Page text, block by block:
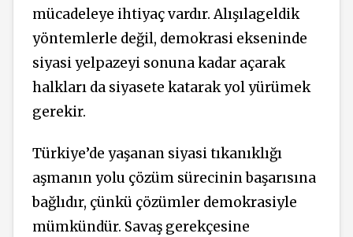
mücadeleye ihtiyaç vardır. Alışılageldik
yöntemlerle değil, demokrasi ekseninde
siyasi yelpazeyi sonuna kadar açarak
halkları da siyasete katarak yol yürümek
gerekir.
Türkiye’de yaşanan siyasi tıkanıklığı
aşmanın yolu çözüm sürecinin başarısına
bağlıdır, çünkü çözümler demokrasiyle
mümkündür. Savaş gerekçesine